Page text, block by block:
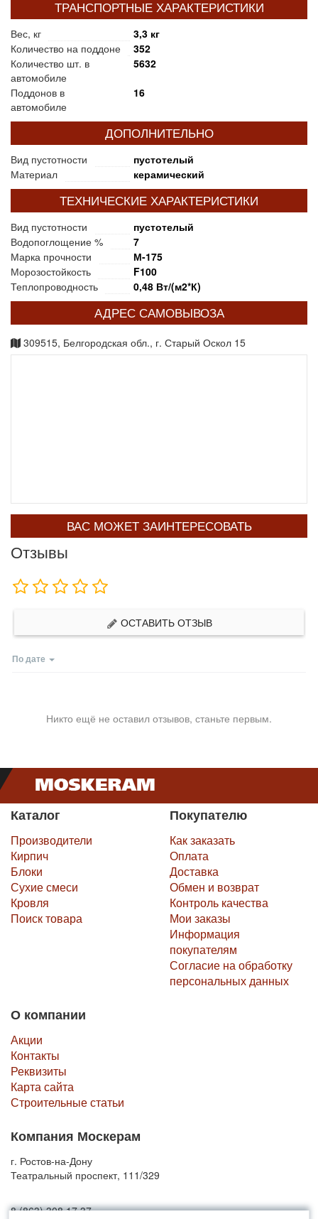
ТРАНСПОРТНЫЕ ХАРАКТЕРИСТИКИ
Вес, кг
3,3 кг
Количество на поддоне
352
Количество шт. в
автомобиле
5632
Поддонов в
автомобиле
16
ДОПОЛНИТЕЛЬНО
Вид пустотности
пустотелый
Материал
керамический
ТЕХНИЧЕСКИЕ ХАРАКТЕРИСТИКИ
Вид пустотности
пустотелый
Водопоглощение %
7
Марка прочности
М-175
Морозостойкость
F100
Теплопроводность
0,48 Вт/(м2*К)
АДРЕС САМОВЫВОЗА
309515, Белгородская обл., г. Старый Оскол 15
ВАС МОЖЕТ ЗАИНТЕРЕСОВАТЬ
Отзывы
ОСТАВИТЬ ОТЗЫВ
По дате
Никто ещё не оставил отзывов, станьте первым.
Каталог
Производители
Кирпич
Блоки
Сухие смеси
Кровля
Поиск товара
Покупателю
Как заказать
Оплата
Доставка
Обмен и возврат
Контроль качества
Мои заказы
Информация
покупателям
Согласие на обработку
персональных данных
О компании
Акции
Контакты
Реквизиты
Карта сайта
Строительные статьи
Компания Москерам
г. Ростов-на-Дону
Театральный проспект, 111/329
8 (863) 308 17 37